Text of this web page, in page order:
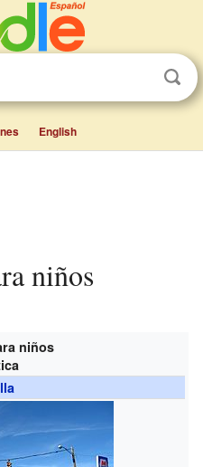
English
niños
niños